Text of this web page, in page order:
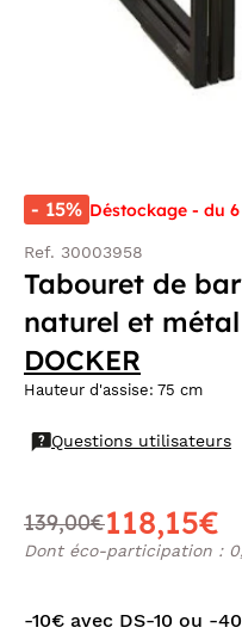
- 15% Déstockage - du
Ref. 30003958
Tabouret de
naturel et
DOCKER
Hauteur d'assise: 75 cm
Questions utilisateurs
139,00€118,15€
Dont éco-participation :
-10€ avec DS-10 ou -